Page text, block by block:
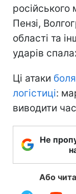
Пензі,
області та
ударів
Ці атаки
логістиці:
виводити
Не
Або